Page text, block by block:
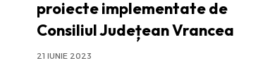
proiecte implementate de
Consiliul Județean Vrancea
21 IUNIE 2023